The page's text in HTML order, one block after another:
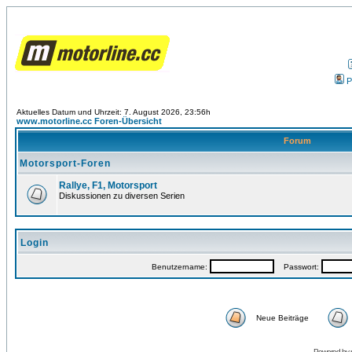
Aktuelles Datum und Uhrzeit: 7. August 2026, 23:56h
www.motorline.cc Foren-Übersicht
Forum
Motorsport-Foren
Rallye, F1, Motorsport
Diskussionen zu diversen Serien
Login
Benutzername: Passwort:
Neue Beiträge